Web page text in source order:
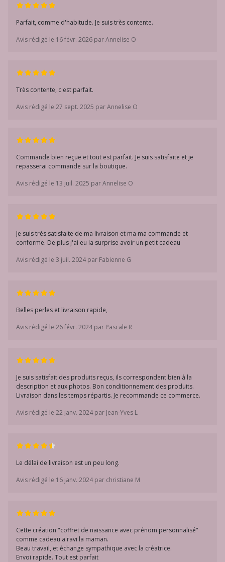
Parfait, comme d'habitude. Je suis très contente.
Avis rédigé le 16 févr. 2026 par Annelise O
Très contente, c'est parfait.
Avis rédigé le 27 sept. 2025 par Annelise O
Commande bien reçue et tout est parfait. Je suis satisfaite et je
repasserai commande sur la boutique.
Avis rédigé le 13 juil. 2025 par Annelise O
Je suis très satisfaite de ma livraison et ma ma commande et
conforme. De plus j'ai eu la surprise avoir un petit cadeau
Avis rédigé le 3 juil. 2024 par Fabienne G
Belles perles et livraison rapide,
Avis rédigé le 26 févr. 2024 par Pascale R
Je suis satisfait des produits reçus, ils correspondent bien à la
description et aux photos. Bon conditionnement des produits.
Livraison dans les temps répartis. Je recommande ce commerce.
Avis rédigé le 22 janv. 2024 par Jean-Yves L
Le délai de livraison est un peu long.
Avis rédigé le 16 janv. 2024 par christiane M
Cette création "coffret de naissance avec prénom personnalisé"
comme cadeau a ravi la maman.
Beau travail, et échange sympathique avec la créatrice.
Envoi rapide. Tout est parfait